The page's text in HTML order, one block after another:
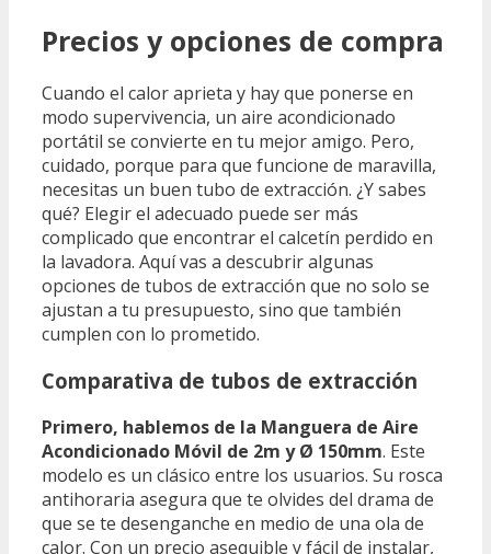
Precios y opciones de compra
Cuando el calor aprieta y hay que ponerse en
modo supervivencia, un aire acondicionado
portátil se convierte en tu mejor amigo. Pero,
cuidado, porque para que funcione de maravilla,
necesitas un buen tubo de extracción. ¿Y sabes
qué? Elegir el adecuado puede ser más
complicado que encontrar el calcetín perdido en
la lavadora. Aquí vas a descubrir algunas
opciones de tubos de extracción que no solo se
ajustan a tu presupuesto, sino que también
cumplen con lo prometido.
Comparativa de tubos de extracción
Primero, hablemos de la Manguera de Aire
Acondicionado Móvil de 2m y Ø 150mm. Este
modelo es un clásico entre los usuarios. Su rosca
antihoraria asegura que te olvides del drama de
que se te desenganche en medio de una ola de
calor. Con un precio asequible y fácil de instalar,